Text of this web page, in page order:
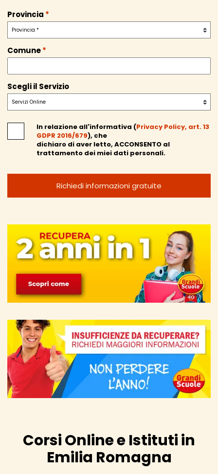
Provincia *
Comune*
Scegli il Servizio
In relazione all'informativa (Privacy Policy, art. 13
GDPR 2016/679), che
dichiaro di aver letto, ACCONSENTO al
trattamento dei miei dati personali.
Corsi Online e Istituti in
Emilia Romagna